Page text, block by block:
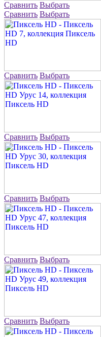
Сравнить Выбрать
Сравнить Выбрать
Сравнить Выбрать
Сравнить Выбрать
Сравнить Выбрать
Сравнить Выбрать
Сравнить Выбрать